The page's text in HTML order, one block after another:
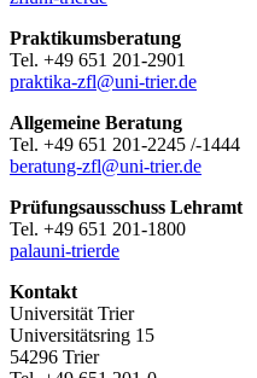
Praktikumsberatung
Tel. +49 651 201-2901
praktika-zfl@uni-trier.de
Allgemeine Beratung
Tel. +49 651 201-2245 /-1444
beratung-zfl@uni-trier.de
Prüfungsausschuss Lehramt
Tel. +49 651 201-1800
palauni-trierde
Kontakt
Universität Trier
Universitätsring 15
54296 Trier